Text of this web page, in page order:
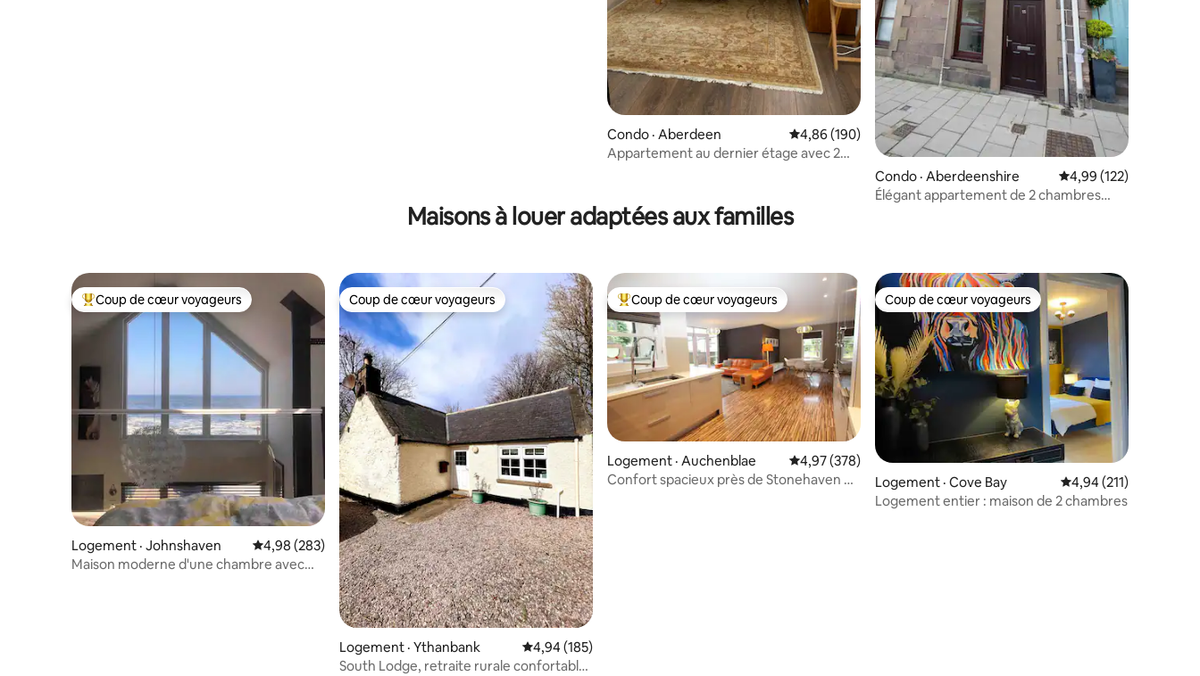
Condo · Aberdeen Note moyenne de 4,86 sur 5, 190 commentaires
4,86 (190)
Appartement au dernier étage avec 2
Condo · Aberdeenshire Note moyenne de
4,99 (122)
Élégant appartement de 2 chambres
Maisons à louer adaptées aux familles
Coup de cœur voyageurs parmi les plus aimés
Coup de cœur voyageurs
Logement · Johnshaven Note moyenne de 4,98 sur 5, 283 commentaires
4,98 (283)
Maison moderne d'une chambre avec
Coup de cœur voyageurs
Coup de cœur voyageurs
Logement · Ythanbank Note moyenne de 4,94 sur 5, 185 commentaires
4,94 (185)
South Lodge, retraite rurale confortable
Coup de cœur voyageurs parmi les plus aimés
Coup de cœur voyageurs
Logement · Auchenblae Note moyenne de 4,97 sur 5, 378 commentaires
4,97 (378)
Confort spacieux près de Stonehaven et
Coup de cœur voyageurs
Coup de cœur voyageurs
Logement · Cove Bay Note moyenne de
4,94 (211)
Logement entier : maison de 2 chambres